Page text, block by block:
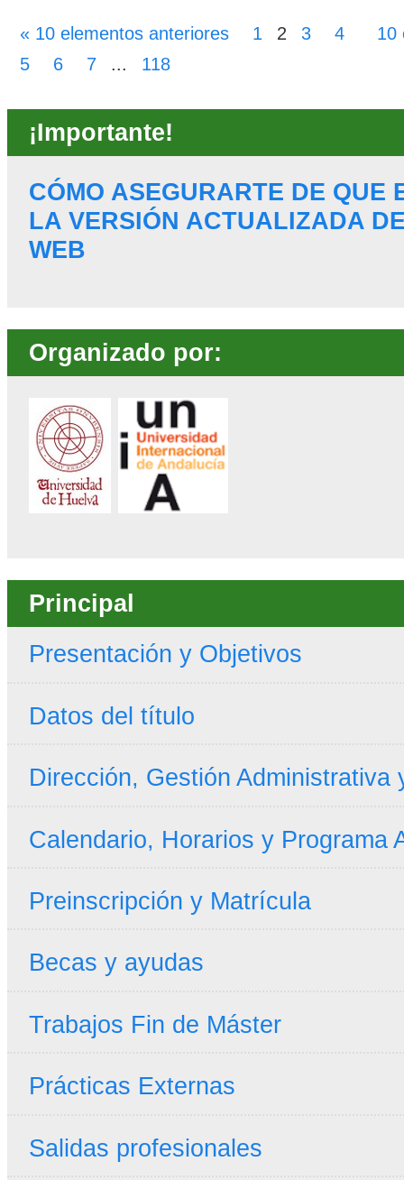
« 10 elementos anteriores 10
1 2 3
4
5
6 7 ... 118
¡Importante!
CÓMO ASEGURARTE DE QUE
LA VERSIÓN ACTUALIZADA
WEB
Organizado por:
Principal
Presentación y Objetivos
Datos del título
Dirección, Gestión Administrativa
Calendario, Horarios y Programa
Preinscripción y Matrícula
Becas y ayudas
Trabajos Fin de Máster
Prácticas Externas
Salidas profesionales